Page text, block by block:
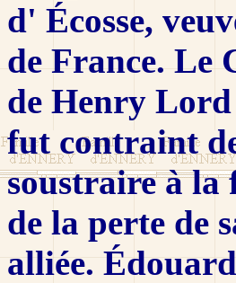
d' Écosse,
de France. Le
de Henry
fut contraint
soustraire à la
de la perte de
alliée.